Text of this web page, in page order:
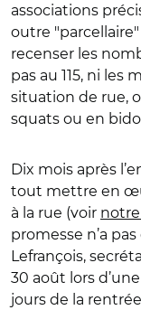
associations
outre "parcellaire"
recenser les
pas au 115, ni les
situation de rue,
squats ou en
Dix mois après
tout mettre en
à la rue (voir
promesse n’a
Lefrançois,
30 août lors
jours de la